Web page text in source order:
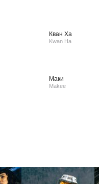
Кван Ха
Kwan Ha
Маки
Makee